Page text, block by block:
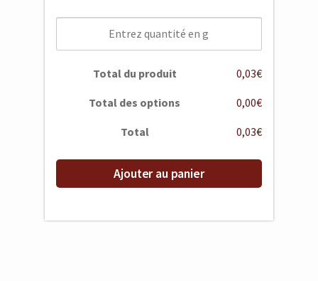
Total du produit 0,03€
Total des options 0,00€
Total 0,03€
Ajouter au panier